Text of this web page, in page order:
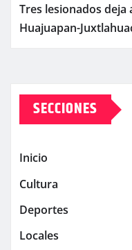
Tres lesionados
Huajuapan-
SECCIONES
Inicio
Cultura
Deportes
Locales